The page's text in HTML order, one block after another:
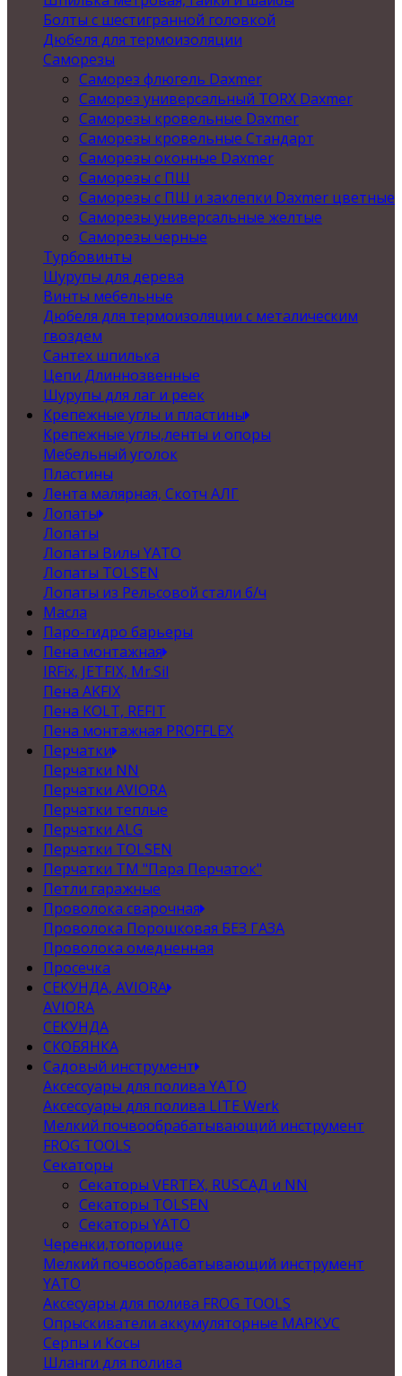
Болты с шестигранной головкой
Дюбеля для термоизоляции
Саморезы
Саморез флюгель Daxmer
Саморез универсальный TORX Daxmer
Саморезы кровельные Daxmer
Саморезы кровельные Стандарт
Саморезы оконные Daxmer
Саморезы с ПШ
Саморезы с ПШ и заклепки Daxmer цветные
Саморезы универсальные желтые
Саморезы черные
Турбовинты
Шурупы для дерева
Винты мебельные
Дюбеля для термоизоляции с металическим
гвоздем
Сантех шпилька
Цепи Длиннозвенные
Шурупы для лаг и реек
Крепежные углы и пластины
Крепежные углы,ленты и опоры
Мебельный уголок
Пластины
Лента малярная, Скотч АЛГ
Лопаты
Лопаты
Лопаты Вилы YATO
Лопаты TOLSEN
Лопаты из Рельсовой стали б/ч
Масла
Паро-гидро барьеры
Пена монтажная
IRFix, JETFIX, Mr.Sil
Пена AKFIX
Пена KOLT, REFIT
Пена монтажная PROFFLEX
Перчатки
Перчатки NN
Перчатки AVIORA
Перчатки теплые
Перчатки ALG
Перчатки TOLSEN
Перчатки ТМ "Пара Перчаток"
Петли гаражные
Проволока сварочная
Проволока Порошковая БЕЗ ГАЗА
Проволока омедненная
Просечка
СЕКУНДА, AVIORA
AVIORA
СЕКУНДА
СКОБЯНКА
Садовый инструмент
Аксессуары для полива YATO
Аксессуары для полива LITE Werk
Мелкий почвообрабатывающий инструмент
FROG TOOLS
Секаторы
Секаторы VERTEX, RUSСАД и NN
Секаторы TOLSEN
Секаторы YATO
Черенки,топорище
Мелкий почвообрабатывающий инструмент
YATO
Аксесуары для полива FROG TOOLS
Опрыскиватели аккумуляторные МАРКУС
Серпы и Косы
Шланги для полива